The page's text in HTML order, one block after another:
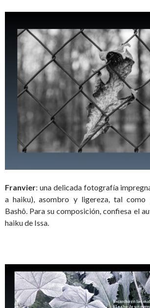
Franvier: una delicada fotografía
a haiku), asombro y ligereza, tal como
Bashô. Para su composición, confiesa el
haiku de Issa.